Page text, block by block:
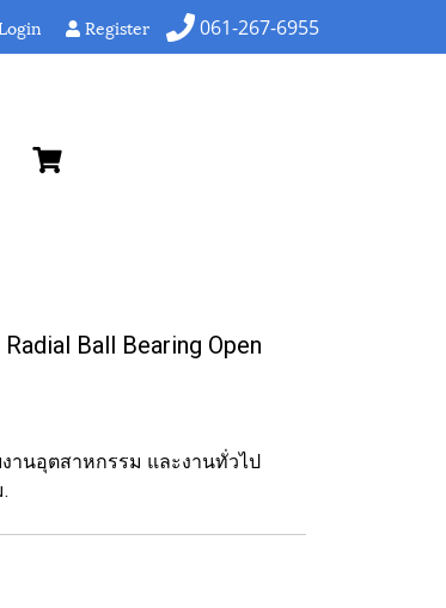
Register 061-267-6955
Ball Bearing Open
านอุตสาหกรรม และงานทั่วไป